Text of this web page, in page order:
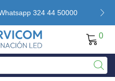
324 44 50000
0